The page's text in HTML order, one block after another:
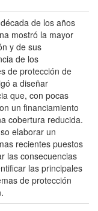
de los años
mostró la mayor
y de sus
de los
de protección de
a diseñar
que, con pocas
un financiamiento
cobertura reducida.
elaborar un
recientes puestos
las consecuencias
las principales
de protección